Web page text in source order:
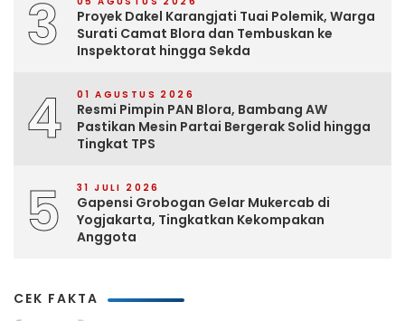
3
Proyek Dakel Karangjati Tuai Polemik, Warga
Surati Camat Blora dan Tembuskan ke
Inspektorat hingga Sekda
4 01 AGUSTUS 2026
Resmi Pimpin PAN Blora, Bambang AW
Pastikan Mesin Partai Bergerak Solid hingga
Tingkat TPS
5 31 JULI 2026
Gapensi Grobogan Gelar Mukercab di
Yogjakarta, Tingkatkan Kekompakan
Anggota
CEK FAKTA